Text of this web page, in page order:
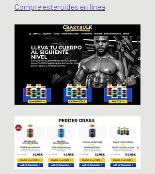
Compre esteroides en línea